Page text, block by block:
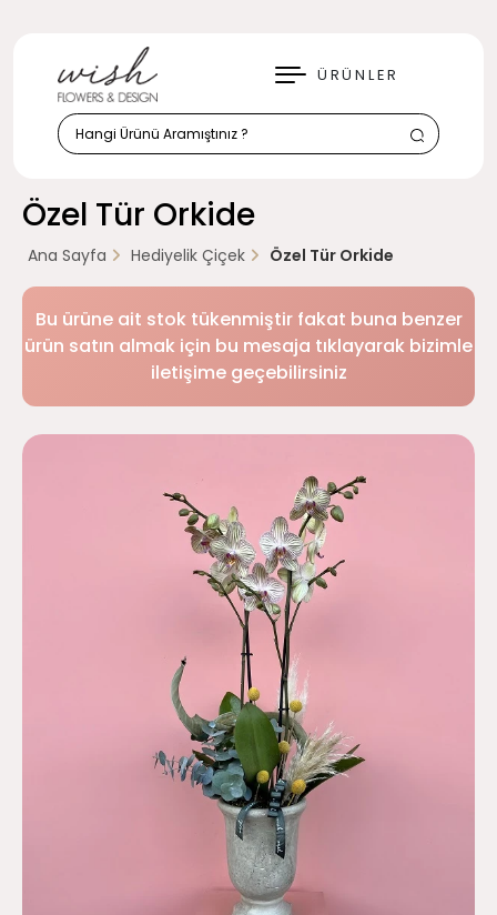
ÜRÜNLER
KAPAT
Özel Tür Orkide
Ana Sayfa Hediyelik Çiçek Özel Tür Orkide
Bu ürüne ait stok tükenmiştir fakat buna benzer
ürün satın almak için bu mesaja tıklayarak bizimle
iletişime geçebilirsiniz